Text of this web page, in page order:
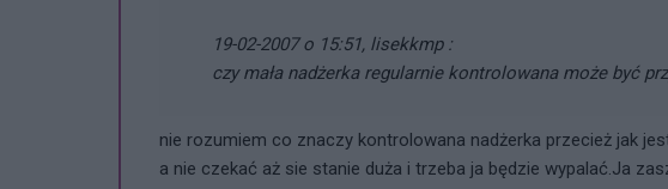
19-02-2007 o 15:51, lisekkmp :
czy mała nadżerka regularnie kontrolowana może być
nie rozumiem co znaczy kontrolowana nadżerka przecież jak
a nie czekać aż sie stanie duża i trzeba ja będzie wypalać.Ja